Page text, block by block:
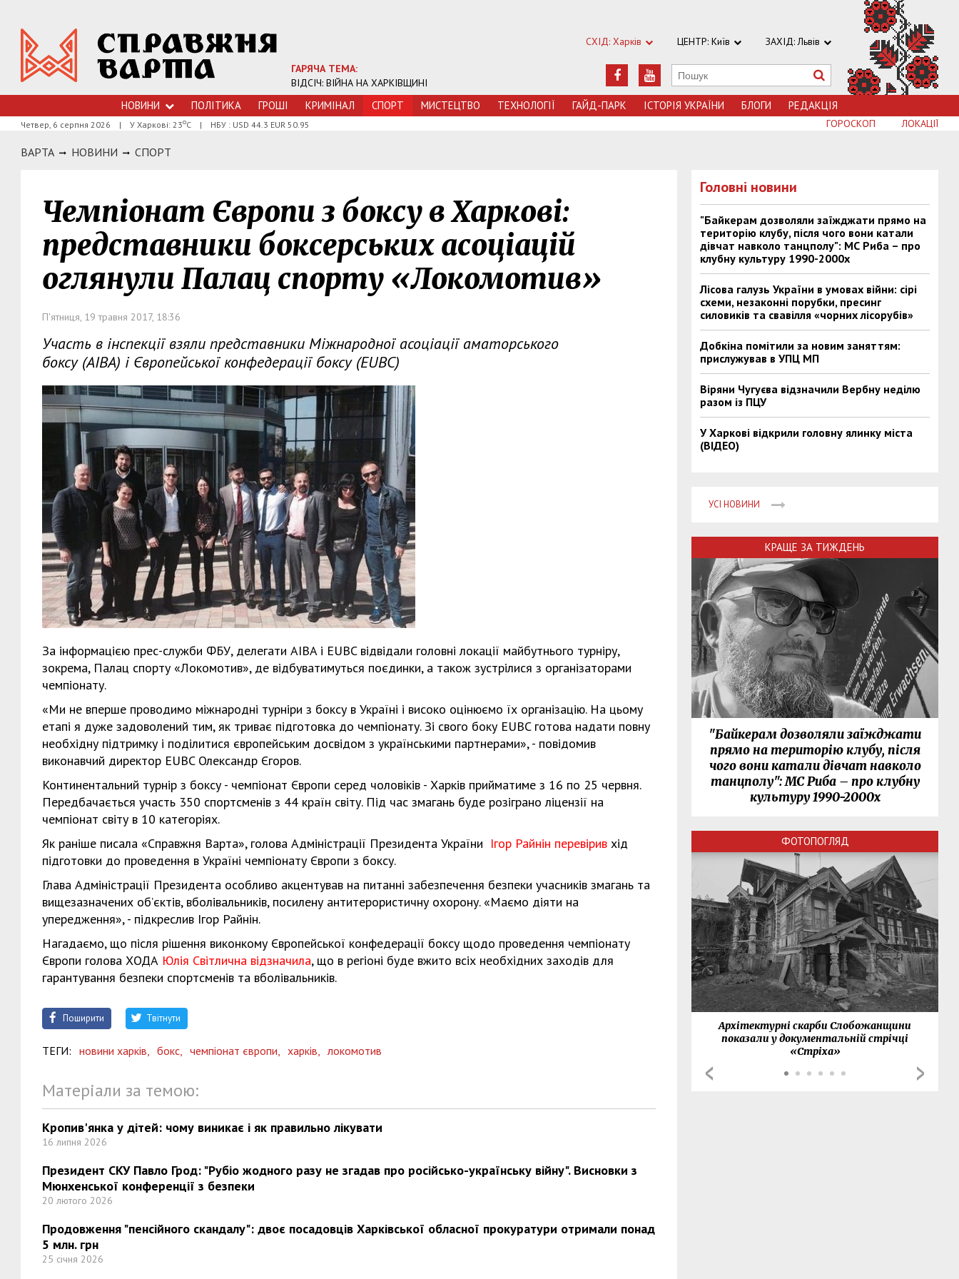
ГАРЯЧА ТЕМА:
ВІДСІЧ: ВІЙНА НА ХАРКІВЩИНІ
СХІД: Харків ЦЕНТР: Київ ЗАХІД: Львів
НОВИНИ ПОЛІТИКА ГРОШI КРИМIНАЛ СПОРТ МИСТЕЦТВО ТЕХНОЛОГIЇ ГАЙД-ПАРК ІСТОРІЯ УКРАЇНИ БЛОГИ РЕДАКЦІЯ
Четвер, 6 серпня 2026 | У Харкові: 23оС | НБУ : USD 44.3 EUR 50.95 ЛОКАЦІЇ
ГОРОСКОП
ВАРТА НОВИНИ СПОРТ
Чемпіонат Європи з боксу в Харкові:
представники боксерських асоціацій
оглянули Палац спорту «Локомотив»
П'ятниця, 19 травня 2017, 18:36
Участь в інспекції взяли представники Міжнародної асоціації аматорського
боксу (AIBA) і Європейської конфедерації боксу (EUBC)
За інформацією прес-служби ФБУ, делегати AIBA і EUBC відвідали головні локації майбутнього турніру,
зокрема, Палац спорту «Локомотив», де відбуватимуться поєдинки, а також зустрілися з організаторами
чемпіонату.
«Ми не вперше проводимо міжнародні турніри з боксу в Україні і високо оцінюємо їх організацію. На цьому
етапі я дуже задоволений тим, як триває підготовка до чемпіонату. Зі свого боку EUBC готова надати повну
необхідну підтримку і поділитися європейським досвідом з українськими партнерами», - повідомив
виконавчий директор EUBC Олександр Єгоров.
Континентальний турнір з боксу - чемпіонат Європи серед чоловіків - Харків прийматиме з 16 по 25 червня.
Передбачається участь 350 спортсменів з 44 країн світу. Під час змагань буде розіграно ліцензії на
чемпіонат світу в 10 категоріях.
Як раніше писала «Справжня Варта», голова Адміністрації Президента України Ігор Райнін перевірив хід
підготовки до проведення в Україні чемпіонату Європи з боксу.
Глава Адміністрації Президента особливо акцентував на питанні забезпечення безпеки учасників змагань та
вищезазначених об’єктів, вболівальників, посилену антитерористичну охорону. «Маємо діяти на
упередження», - підкреслив Ігор Райнін.
Нагадаємо, що після рішення виконкому Європейської конфедерації боксу щодо проведення чемпіонату
Європи голова ХОДА Юлія Світлична відзначила, що в регіоні буде вжито всіх необхідних заходів для
гарантування безпеки спортсменів та вболівальників.
Поширити Твітнути
ТЕГИ: новини харків, бокс, чемпіонат європи, харків, локомотив
Матеріали за темою:
Кропив'янка у дітей: чому виникає і як правильно лікувати
16 липня 2026
Президент СКУ Павло Грод: "Рубіо жодного разу не згадав про російсько-українську війну". Висновки з
Мюнхенської конференції з безпеки
20 лютого 2026
Продовження "пенсійного скандалу": двоє посадовців Харківської обласної прокуратури отримали понад
5 млн. грн
25 січня 2026
Головні новини
"Байкерам дозволяли заїжджати прямо на
територію клубу, після чого вони катали
дівчат навколо танцполу": МС Риба – про
клубну культуру 1990-2000х
Лісова галузь України в умовах війни: сірі
схеми, незаконні порубки, пресинг
силовиків та свавілля «чорних лісорубів»
Добкіна помітили за новим заняттям:
прислужував в УПЦ МП
Віряни Чугуєва відзначили Вербну неділю
разом із ПЦУ
У Харкові відкрили головну ялинку міста
(ВІДЕО)
УСІ НОВИНИ
КРАЩЕ ЗА ТИЖДЕНЬ
"Байкерам дозволяли заїжджати
прямо на територію клубу, після
чого вони катали дівчат навколо
танцполу": МС Риба – про клубну
культуру 1990-2000х
ФОТОПОГЛЯД
Архітектурні скарби Слобожанщини
показали у документальній стрічці
«Стріха»